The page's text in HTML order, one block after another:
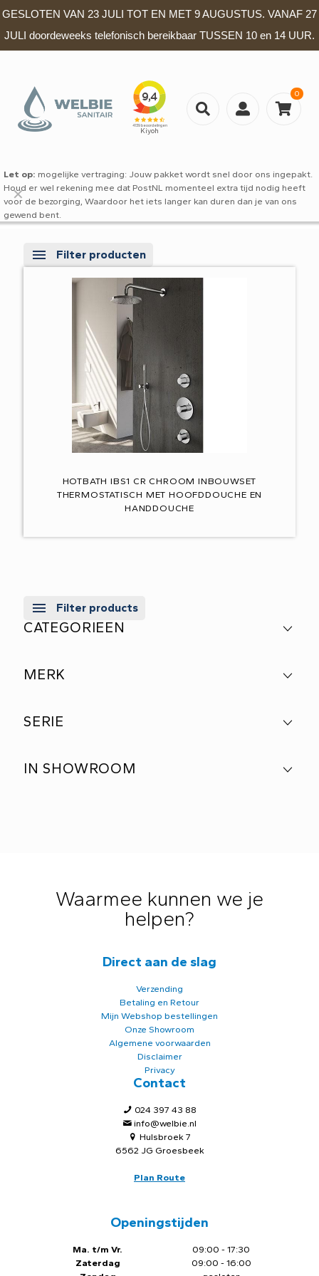
GESLOTEN VAN 23 JULI TOT EN MET 9 AUGUSTUS. VANAF 27
JULI doordeweeks telefonisch bereikbaar TUSSEN 10 en 14 UUR.
0
Let op: mogelijke vertraging: Jouw pakket wordt snel door ons ingepakt.
Houd er wel rekening mee dat PostNL momenteel extra tijd nodig heeft
voor de bezorging, Waardoor het iets langer kan duren dan je van ons
gewend bent.
✕
Filter producten
HOTBATH IBS1 CR CHROOM INBOUWSET
THERMOSTATISCH MET HOOFDDOUCHE EN
HANDDOUCHE
Filter products
CATEGORIEEN
MERK
SERIE
IN SHOWROOM
Waarmee kunnen we je
helpen?
Direct aan de slag
Verzending
Betaling en Retour
Mijn Webshop bestellingen
Onze Showroom
Algemene voorwaarden
Disclaimer
Privacy
Contact
024 397 43 88
info@welbie.nl
Hulsbroek 7
6562 JG Groesbeek
Plan Route
Openingstijden
Ma. t/m Vr.
Zaterdag
09:00 - 17:30
09:00 - 16:00